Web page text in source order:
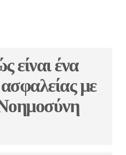
είναι ένα
με